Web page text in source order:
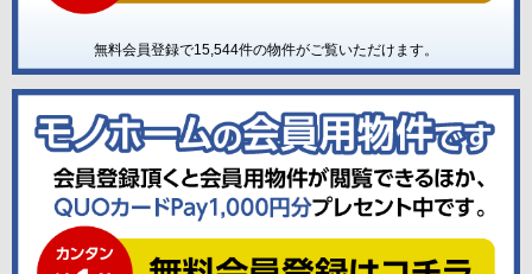
無料会員登録で15,544件の物件がご覧いただけます。